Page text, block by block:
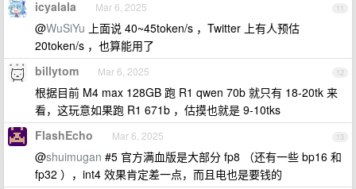
11
icyalala Mar 6, 2025
@WuSiYu 上面说 40~45token/s ，Twitter 上有人预估
20token/s ，也算能用了
12
billytom Mar 6, 2025
根据目前 M4 max 128GB 跑 R1 qwen 70b 就只有 18-20tk 来
看，这玩意如果跑 R1 671b ，估摸也就是 9-10tks
13
FlashEcho Mar 6, 2025
@shuimugan #5 官方满血版是大部分 fp8 （还有一些 bp16 和
fp32 ），int4 效果肯定差一点，而且电也是要钱的